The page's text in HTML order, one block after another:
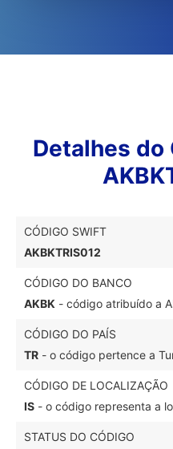
Detalhes do
CÓDIGO SWIFT
AKBKTRIS012
CÓDIGO DO BANCO
AKBK - código atribuído a
CÓDIGO DO PAÍS
TR - o código pertence a
CÓDIGO DE LOCALIZAÇÃO
IS - o código representa a
STATUS DO CÓDIGO